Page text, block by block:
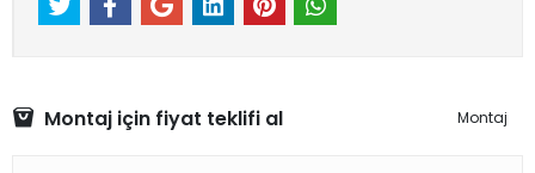
Montaj için fiyat teklifi al Montaj